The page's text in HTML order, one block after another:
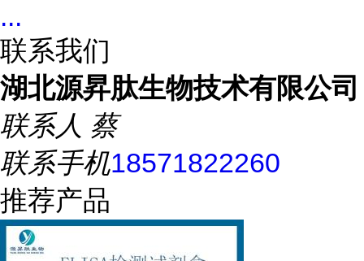
...
联系我们
湖北源昇肽生物技术有限公司
联系人 蔡
联系手机18571822260
推荐产品